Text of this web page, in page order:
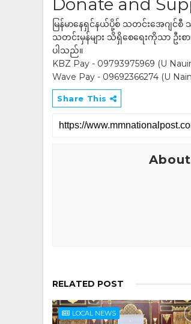
Donate and
မြန်မာနေရှင်နယ်ပို့စ် သတင်းအေဂျင်
သတင်းမှန်များ သိရှိစေရေးကိုသာ ဦး
ပါသည်။
KBZ Pay - 09793975969 (U
Wave Pay - 09692366274 (U
Share This
RELATED POST
LOCAL NEWS